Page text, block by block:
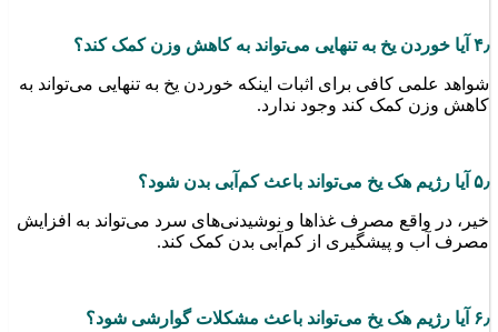
۴٫ آیا خوردن یخ به تنهایی می‌تواند به کاهش وزن کمک کند؟
شواهد علمی کافی برای اثبات اینکه خوردن یخ به تنهایی می‌تواند به
کاهش وزن کمک کند وجود ندارد.
۵٫ آیا رژیم هک یخ می‌تواند باعث کم‌آبی بدن شود؟
خیر، در واقع مصرف غذاها و نوشیدنی‌های سرد می‌تواند به افزایش
مصرف آب و پیشگیری از کم‌آبی بدن کمک کند.
۶٫ آیا رژیم هک یخ می‌تواند باعث مشکلات گوارشی شود؟